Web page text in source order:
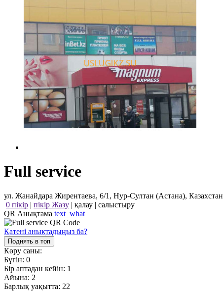
Full service
ул. Жанайдара Жирентаева, 6/1, Нур-Султан (Астана), Казахстан
0 пікір | пікір Жазу | қалау | салыстыру
QR Анықтама text_what
Қатені анықтадыңыз ба?
Поднять в топ
Көру саны:
Бүгін: 0
Бір аптадан кейін: 1
Айына: 2
Барлық уақытта: 22